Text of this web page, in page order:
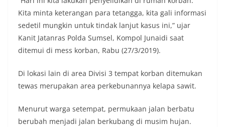
Kita minta keterangan para tetangga, kita gali informasi
sedetil mungkin untuk tindak lanjut kasus ini,” ujar
Kanit Jatanras Polda Sumsel, Kompol Junaidi saat
ditemui di mess korban, Rabu (27/3/2019).
Di lokasi lain di area Divisi 3 tempat korban ditemukan
tewas merupakan area perkebunannya kelapa sawit.
Menurut warga setempat, permukaan jalan berbatu
berubah menjadi jalan berkubang di musim hujan.